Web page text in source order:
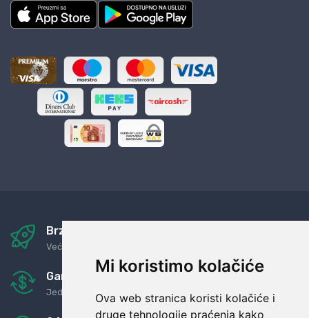
Mi koristimo kolačiće
Ova web stranica koristi kolačiće i
druge tehnologije praćenja kako
Brza i sigurna dostava
Već za nekoliko dana kod vas
Garancija u povrat novaca
Jednostavno pravilo: Roba za novac